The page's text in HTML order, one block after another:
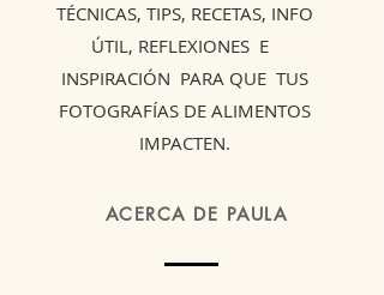
TÉCNICAS, TIPS, RECETAS, INFO
ÚTIL, REFLEXIONES E
INSPIRACIÓN PARA QUE TUS
FOTOGRAFÍAS DE ALIMENTOS
IMPACTEN.
ACERCA DE PAULA